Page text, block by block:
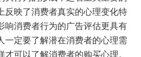
反映了消费者真实的心理变化特
响消费者行为的广告评估更具有
一定要了解潜在消费者的心理需
可以了解消费者的购买心理。